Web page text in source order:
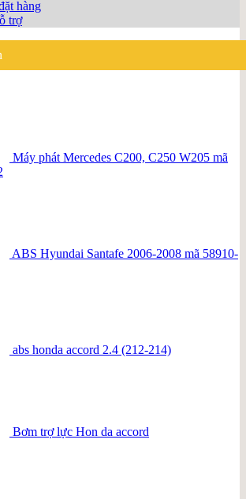
hàng
trợ
Máy phát Mercedes C200, C250 W205 mã
ABS Hyundai Santafe 2006-2008 mã 58910-
abs honda accord 2.4 (212-214)
Bơm trợ lực Hon da accord